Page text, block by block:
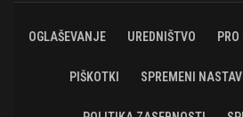
OGLAŠEVANJE UREDNIŠTVO
PIŠKOTKI SPREMENI